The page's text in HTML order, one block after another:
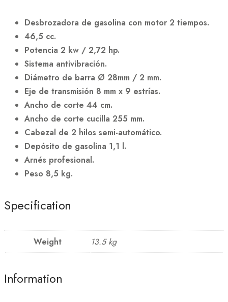
Desbrozadora de gasolina con motor 2 tiempos.
46,5 cc.
Potencia 2 kw / 2,72 hp.
Sistema antivibración.
Diámetro de barra Ø 28mm / 2 mm.
Eje de transmisión 8 mm x 9 estrías.
Ancho de corte 44 cm.
Ancho de corte cucilla 255 mm.
Cabezal de 2 hilos semi-automático.
Depósito de gasolina 1,1 l.
Arnés profesional.
Peso 8,5 kg.
Specification
Weight 13.5 kg
Information